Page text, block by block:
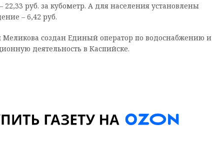
руб. за кубометр. А для населения установлены
– 6,42 руб.
Меликова создан Единый оператор по водоснабжению и
деятельность в Каспийске.